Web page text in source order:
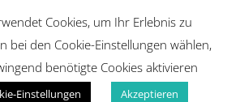
Cookies, um Ihr Erlebnis zu
bei den Cookie-Einstellungen wählen,
benötigte Cookies aktivieren
Einstellungen Akzeptieren